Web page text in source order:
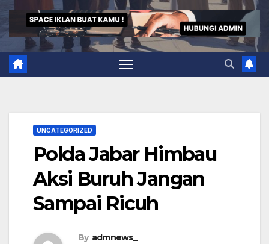
UNCATEGORIZED
Polda Jabar Himbau
Aksi Buruh Jangan
Sampai Ricuh
By admnews_